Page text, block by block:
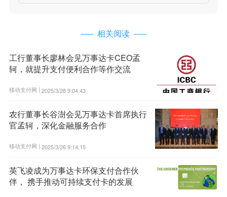
相关阅读
工行董事长廖林会见万事达卡CEO孟
轲，就提升支付便利合作等作交流
移动支付网 | 2025/3/28 9:04:43
农行董事长谷澍会见万事达卡首席执行
官孟轲，深化金融服务合作
移动支付网 | 2025/3/26 9:14:15
英飞凌成为万事达卡环保支付合作伙
伴， 携手推动可持续支付卡的发展